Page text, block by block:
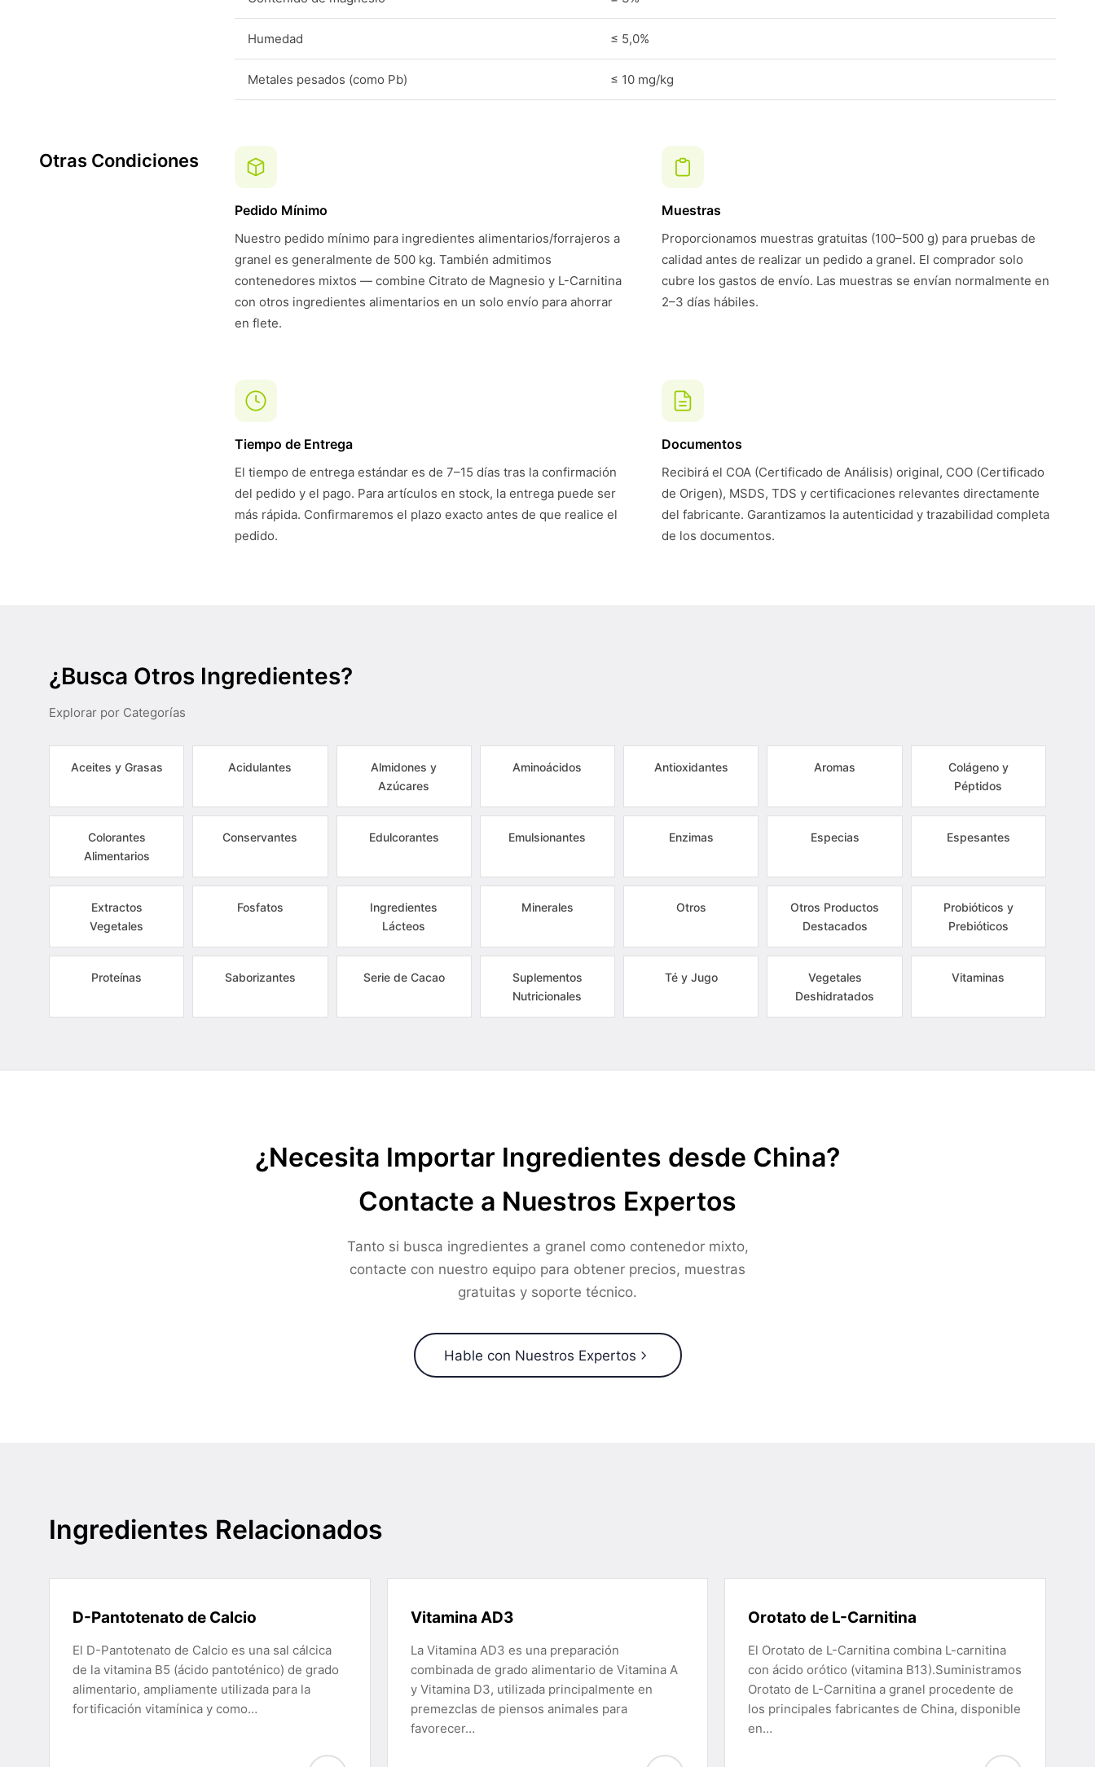
Humedad ≤ 5,0%
Metales pesados (como Pb) ≤ 10 mg/kg
Otras Condiciones
Pedido Mínimo
Nuestro pedido mínimo para ingredientes alimentarios/forrajeros a
granel es generalmente de 500 kg. También admitimos
contenedores mixtos — combine Citrato de Magnesio y L-Carnitina
con otros ingredientes alimentarios en un solo envío para ahorrar
en flete.
Muestras
Proporcionamos muestras gratuitas (100–500 g) para pruebas de
calidad antes de realizar un pedido a granel. El comprador solo
cubre los gastos de envío. Las muestras se envían normalmente en
2–3 días hábiles.
Tiempo de Entrega
El tiempo de entrega estándar es de 7–15 días tras la confirmación
del pedido y el pago. Para artículos en stock, la entrega puede ser
más rápida. Confirmaremos el plazo exacto antes de que realice el
pedido.
Documentos
Recibirá el COA (Certificado de Análisis) original, COO (Certificado
de Origen), MSDS, TDS y certificaciones relevantes directamente
del fabricante. Garantizamos la autenticidad y trazabilidad completa
de los documentos.
¿Busca Otros Ingredientes?
Explorar por Categorías
Aceites y Grasas Acidulantes
Almidones y
Azúcares
Aminoácidos Antioxidantes Aromas
Colágeno y
Péptidos
Colorantes
Alimentarios
Conservantes Edulcorantes Emulsionantes Enzimas Especias Espesantes
Extractos
Vegetales
Fosfatos
Ingredientes
Lácteos
Minerales Otros
Otros Productos
Destacados
Probióticos y
Prebióticos
Proteínas Saborizantes Serie de Cacao
Suplementos
Nutricionales
Té y Jugo
Vegetales
Deshidratados
Vitaminas
¿Necesita Importar Ingredientes desde China?
Contacte a Nuestros Expertos
Tanto si busca ingredientes a granel como contenedor mixto,
contacte con nuestro equipo para obtener precios, muestras
gratuitas y soporte técnico.
Hable con Nuestros Expertos
Ingredientes Relacionados
D-Pantotenato de Calcio
El D-Pantotenato de Calcio es una sal cálcica
de la vitamina B5 (ácido pantoténico) de grado
alimentario, ampliamente utilizada para la
fortificación vitamínica y como…
Vitamina AD3
La Vitamina AD3 es una preparación
combinada de grado alimentario de Vitamina A
y Vitamina D3, utilizada principalmente en
premezclas de piensos animales para
favorecer…
Orotato de L-Carnitina
El Orotato de L-Carnitina combina L-carnitina
con ácido orótico (vitamina B13).Suministramos
Orotato de L-Carnitina a granel procedente de
los principales fabricantes de China, disponible
en…